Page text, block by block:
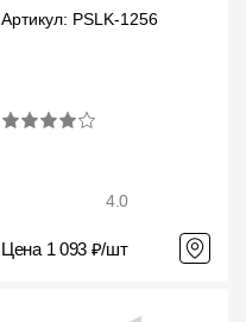
Артикул: PSLK-1256
4.0
Цена 1 093 ₽/шт